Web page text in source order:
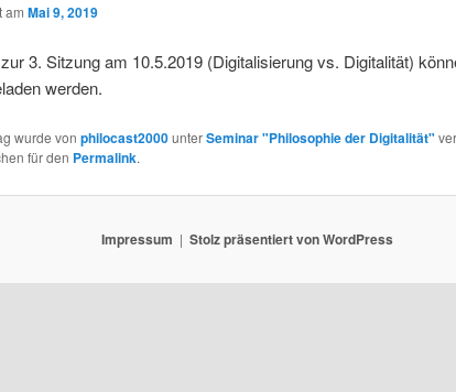
am Mai 9, 2019
3. Sitzung am 10.5.2019 (Digitalisierung vs. Digitalität)
werden.
wurde von philocast2000unterSeminar "Philosophie der Digitalität"
für den Permalink.
Impressum Stolz präsentiert von WordPress